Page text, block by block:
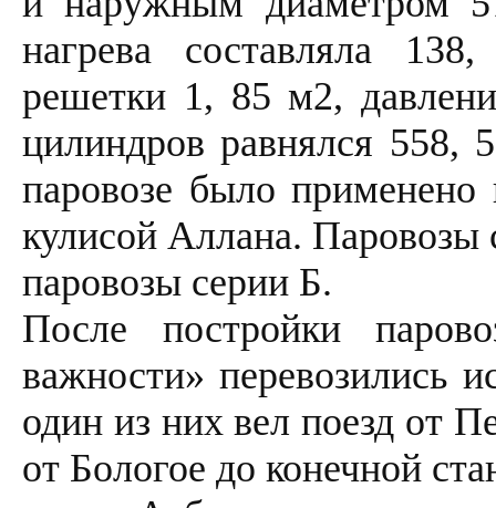
нагрева составляла
решетки 1, 85 м2,
цилиндров равнялся
паровозе было применено
кулисой Аллана.
паровозы серии Б.
После постройки
важности» перевозились
один из них вел поезд от
от Бологое до конечной